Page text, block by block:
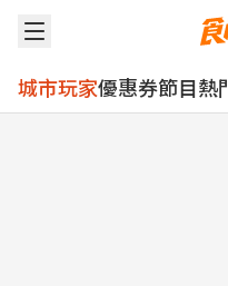
城市玩家優惠券節目熱